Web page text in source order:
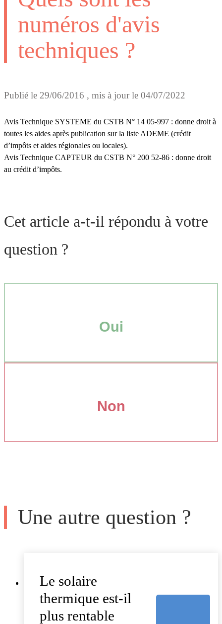
numéros d'avis
techniques ?
Publié le 29/06/2016 , mis à jour le 04/07/2022
Avis Technique SYSTEME du CSTB N° 14 05-997 : donne droit à
toutes les aides après publication sur la liste ADEME (crédit
d’impôts et aides régionales ou locales).
Avis Technique CAPTEUR du CSTB N° 200 52-86 : donne droit
au crédit d’impôts.
Cet article a-t-il répondu à votre
question ?
Oui
Non
Une autre question ?
Le solaire
thermique est-il
plus rentable